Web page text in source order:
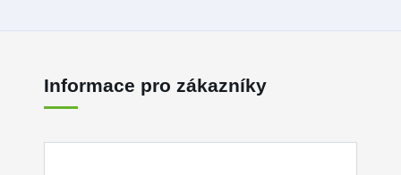
Informace pro zákazníky